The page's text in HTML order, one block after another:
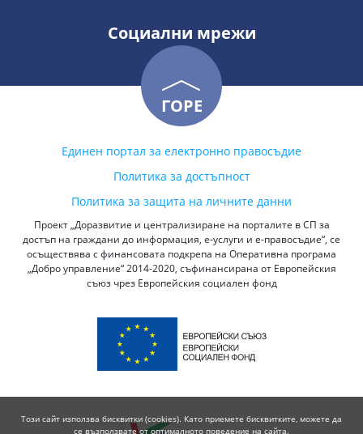
Социални мрежи
ГОРЕ
Единен портал за електронно правосъдие
Политика за достъпност
Политика за защита на личните данни
Проект „Доразвитие и централизиране на порталите в СП за
достъп на граждани до информация, е-услуги и е-правосъдие“, се
осъществява с финансовата подкрепа на Оперативна програма
„Добро управление“ 2014-2020, съфинансирана от Европейския
съюз чрез Европейския социален фонд
Този сайт използва бисквитки (cookies). Като приемете бисквитките, можете да
се възползвате от оптималното поведение на сайта.